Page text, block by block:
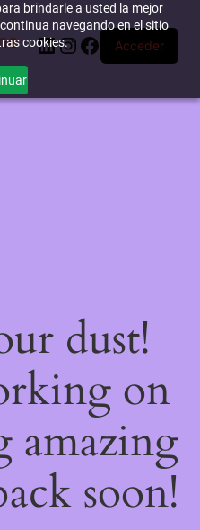
brindarle a usted la mejor
navegando en el sitio
cookies.
LinkedIn
Instagram
Facebook
Acceder
dust!
on
amazing
soon!